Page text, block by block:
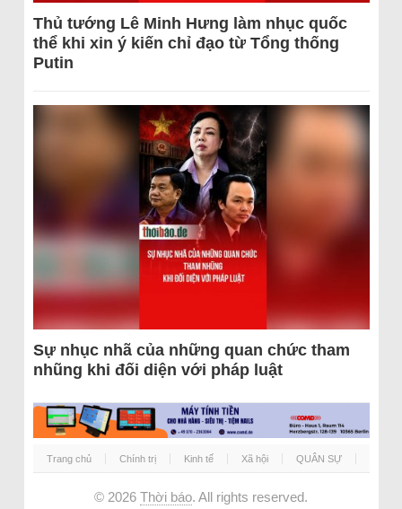
Thủ tướng Lê Minh Hưng làm nhục quốc
thể khi xin ý kiến chỉ đạo từ Tổng thống
Putin
Sự nhục nhã của những quan chức tham
nhũng khi đối diện với pháp luật
Trang chủ Chính trị Kinh tế Xã hội QUÂN SỰ
© 2026 Thời báo. All rights reserved.